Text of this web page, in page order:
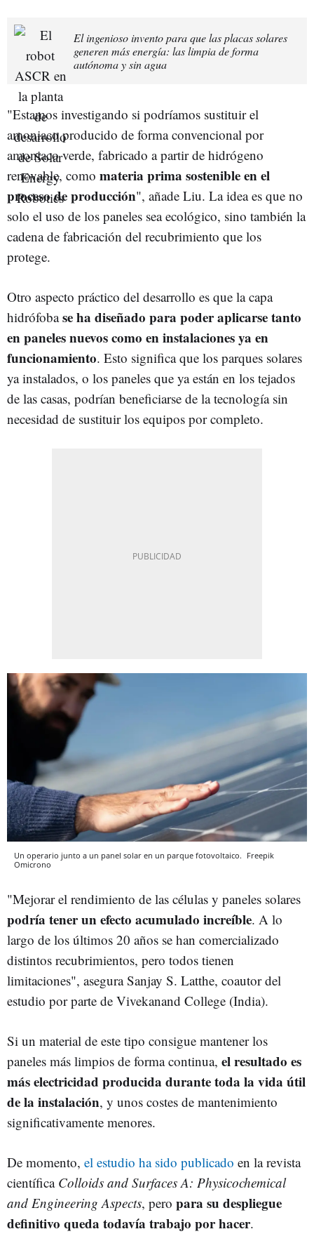
El ingenioso invento para que las placas solares
generen más energía: las limpia de forma
autónoma y sin agua
"Estamos investigando si podríamos sustituir el
amoniaco producido de forma convencional por
amoniaco verde, fabricado a partir de hidrógeno
renovable, como materia prima sostenible en el
proceso de producción", añade Liu. La idea es que no
solo el uso de los paneles sea ecológico, sino también la
cadena de fabricación del recubrimiento que los
protege.
Otro aspecto práctico del desarrollo es que la capa
hidrófobase ha diseñado para poder aplicarse tanto
en paneles nuevos como en instalaciones ya en
funcionamiento. Esto significa que los parques solares
ya instalados, o los paneles que ya están en los tejados
de las casas, podrían beneficiarse de la tecnología sin
necesidad de sustituir los equipos por completo.
Un operario junto a un panel solar en un parque fotovoltaico. Freepik
Omicrono
"Mejorar el rendimiento de las células y paneles solares
podría tener un efecto acumulado increíble. A lo
largo de los últimos 20 años se han comercializado
distintos recubrimientos, pero todos tienen
limitaciones", asegura Sanjay S. Latthe, coautor del
estudio por parte de Vivekanand College (India).
Si un material de este tipo consigue mantener los
paneles más limpios de forma continua, el resultado es
más electricidad producida durante toda la vida útil
de la instalación, y unos costes de mantenimiento
significativamente menores.
De momento, el estudio ha sido publicado en la revista
científica Colloids and Surfaces A: Physicochemical
and Engineering Aspects, pero para su despliegue
definitivo queda todavía trabajo por hacer.